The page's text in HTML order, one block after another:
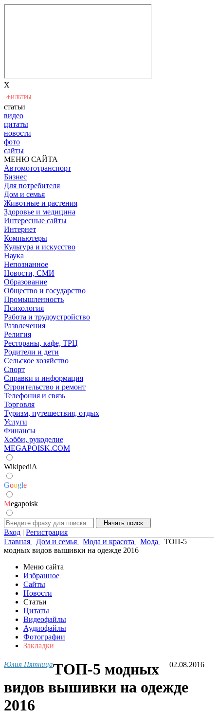
X
ФИЛЬТРЫ:
статьи
видео
цитаты
новости
фото
сайты
МЕНЮ САЙТА
Автомототранспорт
Бизнес
Для потребителя
Дом и семья
Животные и растения
Здоровье и медицина
Интересные сайты
Интернет
Компьютеры
Культура и искусство
Наука
Непознанное
Новости, СМИ
Образование
Общество и государство
Промышленность
Психология
Работа и трудоустройство
Развлечения
Религия
Рестораны, кафе, ТРЦ
Родители и дети
Сельское хозяйство
Спорт
Справки и информация
Строительство и ремонт
Телефония и связь
Торговля
Туризм, путешествия, отдых
Услуги
Финансы
Хобби, рукоделие
MEGAPOISK.COM
WikipediA
Google
Megapoisk
Вход | Регистрация
Главная
Дом и семья Мода и красота Мода
ТОП-5
модных видов вышивки на одежде 2016
Меню сайта
Избранное
Сайты
Новости
Статьи
Цитаты
Видеофайлы
Аудиофайлы
Фотографии
Закладки
Юлия Пятница 02.08.2016
ТОП-5 модных
видов вышивки на одежде
2016